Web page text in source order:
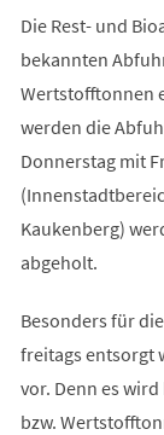
Die Rest- und
bekannten
Wertstofftonnen
werden die
Donnerstag mit
Kaukenberg)
abgeholt.
Besonders für
freitags entsorgt
vor. Denn es
bzw.